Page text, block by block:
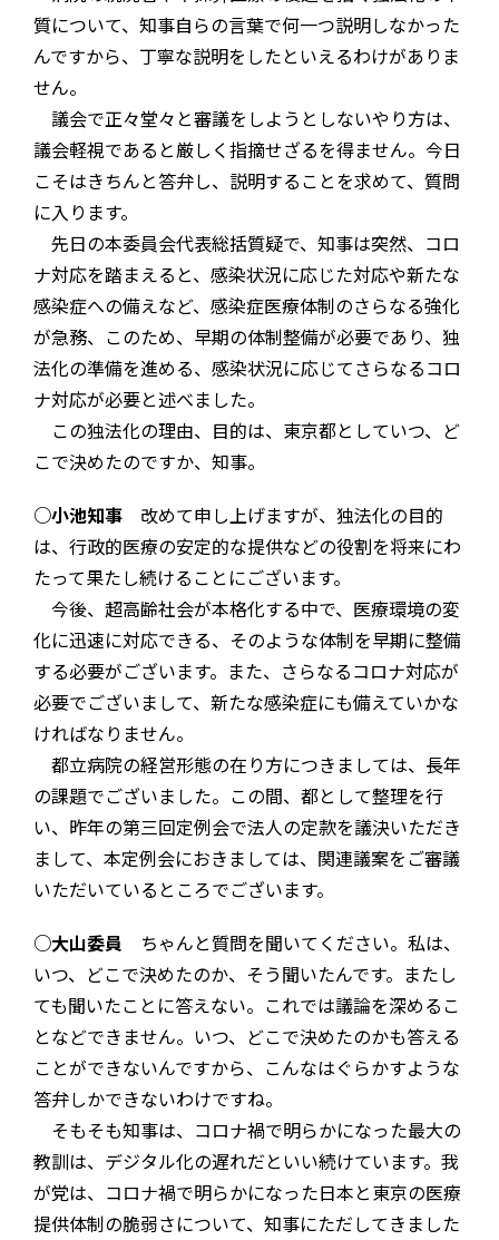
質について、知事自らの言葉で何一つ説明しなかった
んですから、丁寧な説明をしたといえるわけがありま
せん。
議会で正々堂々と審議をしようとしないやり方は、
議会軽視であると厳しく指摘せざるを得ません。今日
こそはきちんと答弁し、説明することを求めて、質問
に入ります。
先日の本委員会代表総括質疑で、知事は突然、コロ
ナ対応を踏まえると、感染状況に応じた対応や新たな
感染症への備えなど、感染症医療体制のさらなる強化
が急務、このため、早期の体制整備が必要であり、独
法化の準備を進める、感染状況に応じてさらなるコロ
ナ対応が必要と述べました。
この独法化の理由、目的は、東京都としていつ、ど
こで決めたのですか、知事。
○小池知事 改めて申し上げますが、独法化の目的
は、行政的医療の安定的な提供などの役割を将来にわ
たって果たし続けることにございます。
今後、超高齢社会が本格化する中で、医療環境の変
化に迅速に対応できる、そのような体制を早期に整備
する必要がございます。また、さらなるコロナ対応が
必要でございまして、新たな感染症にも備えていかな
ければなりません。
都立病院の経営形態の在り方につきましては、長年
の課題でございました。この間、都として整理を行
い、昨年の第三回定例会で法人の定款を議決いただき
まして、本定例会におきましては、関連議案をご審議
いただいているところでございます。
○大山委員 ちゃんと質問を聞いてください。私は、
いつ、どこで決めたのか、そう聞いたんです。またし
ても聞いたことに答えない。これでは議論を深めるこ
となどできません。いつ、どこで決めたのかも答える
ことができないんですから、こんなはぐらかすような
答弁しかできないわけですね。
そもそも知事は、コロナ禍で明らかになった最大の
教訓は、デジタル化の遅れだといい続けています。我
が党は、コロナ禍で明らかになった日本と東京の医療
提供体制の脆弱さについて、知事にただしてきました